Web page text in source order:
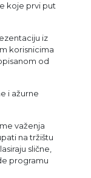
koje prvi put
iz
korisnicima
od
i ažurne
važenja
na tržištu
slične,
programu